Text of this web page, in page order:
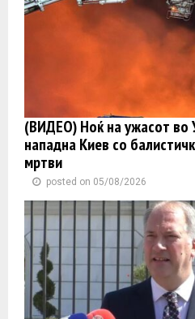
(ВИДЕО) Ноќ на ужасот во
нападна Киев со
мртви
posted on 05/08/2026